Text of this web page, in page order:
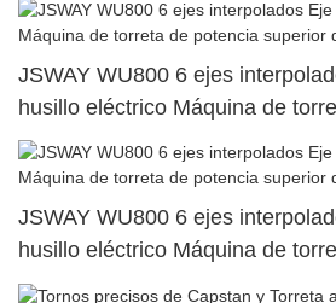
JSWAY WU800 6 ejes
husillo eléctrico Máquina de
superior dual36
JSWAY WU800 6 ejes
husillo eléctrico Máquina de
superior dual57